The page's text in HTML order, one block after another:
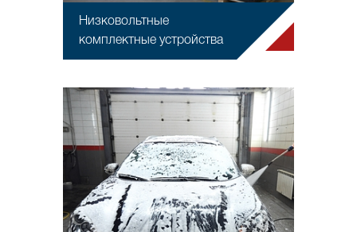
Низковольтные
комплектные устройства